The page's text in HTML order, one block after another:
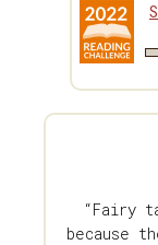
“Fairy
because